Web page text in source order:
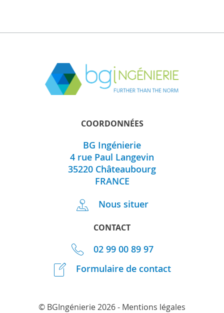
COORDONNÉES
BG Ingénierie
4 rue Paul Langevin
35220 Châteaubourg
FRANCE
Nous situer
CONTACT
02 99 00 89 97
Formulaire de contact
© BGIngénierie 2026 - Mentions légales